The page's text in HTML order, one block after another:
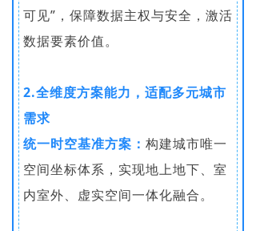
可见”，保障数据主权与安全，激活
数据要素价值。
2.全维度方案能力，适配多元城市
需求
统一时空基准方案： 构建城市唯一
空间坐标体系，实现地上地下、室
内室外、虚实空间一体化融合。